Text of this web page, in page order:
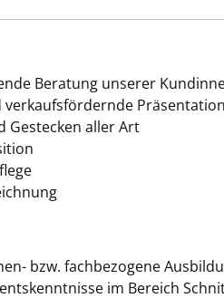
Beratung unserer
Gestecken aller Art
bzw. fachbezogene
im Bereich